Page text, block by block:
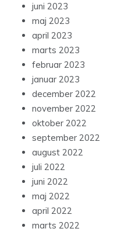
juni 2023
maj 2023
april 2023
marts 2023
februar 2023
januar 2023
december 2022
november 2022
oktober 2022
september 2022
august 2022
juli 2022
juni 2022
maj 2022
april 2022
marts 2022